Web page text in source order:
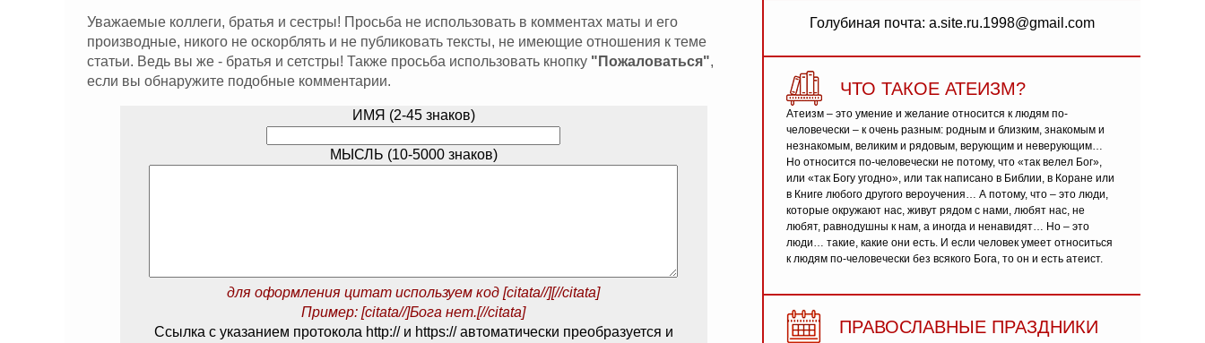
Уважаемые коллеги, братья и сестры! Просьба не использовать в комментах маты и его
производные, никого не оскорблять и не публиковать тексты, не имеющие отношения к теме
статьи. Ведь вы же - братья и сетстры! Также просьба использовать кнопку "Пожаловаться",
если вы обнаружите подобные комментарии.
ИМЯ (2-45 знаков)
МЫСЛЬ (10-5000 знаков)
для оформления цитат используем код [citata//][//citata]
Пример: [citata//]Бога нет.[//citata]
Ссылка с указанием протокола http:// и https:// автоматически преобразуется и
Голубиная почта: a.site.ru.1998@gmail.com
ЧТО ТАКОЕ АТЕИЗМ?
Атеизм – это умение и желание относится к людям по-
человечески – к очень разным: родным и близким, знакомым и
незнакомым, великим и рядовым, верующим и неверующим…
Но относится по-человечески не потому, что «так велел Бог»,
или «так Богу угодно», или так написано в Библии, в Коране или
в Книге любого другого вероучения… А потому, что – это люди,
которые окружают нас, живут рядом с нами, любят нас, не
любят, равнодушны к нам, а иногда и ненавидят… Но – это
люди… такие, какие они есть. И если человек умеет относиться
к людям по-человечески без всякого Бога, то он и есть атеист.
ПРАВОСЛАВНЫЕ ПРАЗДНИКИ